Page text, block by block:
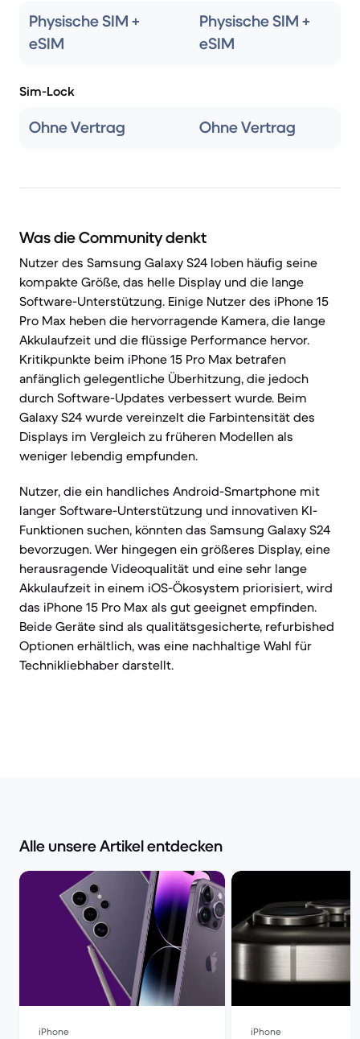
Physische SIM +
eSIM
Physische SIM +
eSIM
Sim-Lock
Ohne Vertrag Ohne Vertrag
Was die Community denkt
Nutzer des Samsung Galaxy S24 loben häufig seine
kompakte Größe, das helle Display und die lange
Software-Unterstützung. Einige Nutzer des iPhone 15
Pro Max heben die hervorragende Kamera, die lange
Akkulaufzeit und die flüssige Performance hervor.
Kritikpunkte beim iPhone 15 Pro Max betrafen
anfänglich gelegentliche Überhitzung, die jedoch
durch Software-Updates verbessert wurde. Beim
Galaxy S24 wurde vereinzelt die Farbintensität des
Displays im Vergleich zu früheren Modellen als
weniger lebendig empfunden.
Nutzer, die ein handliches Android-Smartphone mit
langer Software-Unterstützung und innovativen KI-
Funktionen suchen, könnten das Samsung Galaxy S24
bevorzugen. Wer hingegen ein größeres Display, eine
herausragende Videoqualität und eine sehr lange
Akkulaufzeit in einem iOS-Ökosystem priorisiert, wird
das iPhone 15 Pro Max als gut geeignet empfinden.
Beide Geräte sind als qualitätsgesicherte, refurbished
Optionen erhältlich, was eine nachhaltige Wahl für
Technikliebhaber darstellt.
Alle unsere Artikel entdecken
iPhone iPhone